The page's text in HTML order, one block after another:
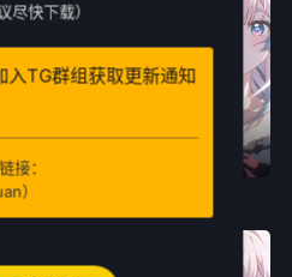
者
尽快下载）
入TG群组获取更新通知
接：
）